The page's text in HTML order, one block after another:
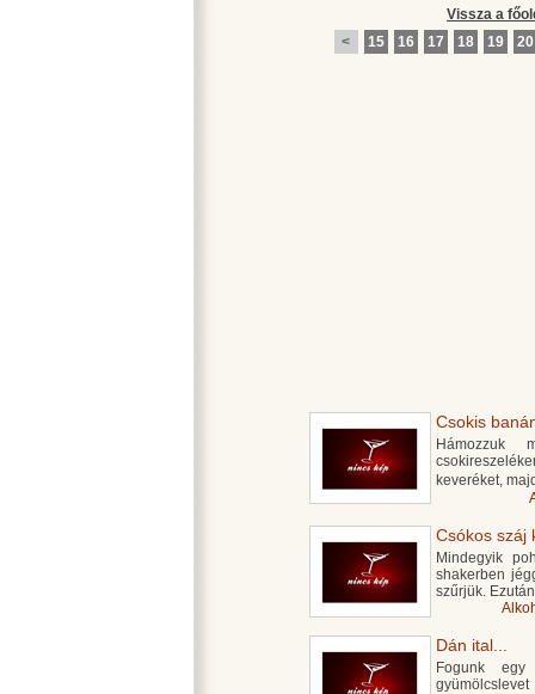
Vissza a
<
15 16 17 18 19 20
Csokis
keveréket,
Csókos száj
Mindegyik
shakerben
szűrjük.
Dán ital...
Fogunk